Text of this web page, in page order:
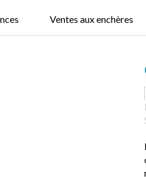
Ventes aux enchères